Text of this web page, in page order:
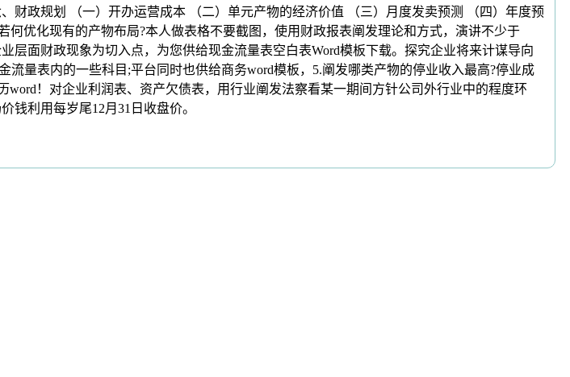
政规划 （一）开办运营成本 （二）单元产物的经济价值 （三）月度发卖预测 （四）年度预
优化现有的产物布局?本人做表格不要截图，使用财政报表阐发理论和方式，演讲不少于
面财政现象为切入点，为您供给现金流量表空白表Word模板下载。探究企业将来计谋导向
量表内的一些科目;平台同时也供给商务word模板，5.阐发哪类产物的停业收入最高?停业成
！对企业利润表、资产欠债表，用行业阐发法察看某一期间方针公司外行业中的程度环
钱利用每岁尾12月31日收盘价。